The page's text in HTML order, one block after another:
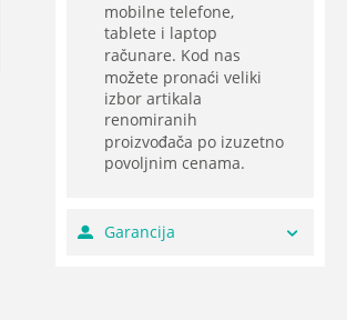
mobilne telefone,
tablete i laptop
računare. Kod nas
možete pronaći veliki
izbor artikala
renomiranih
proizvođača po izuzetno
povoljnim cenama.
Garancija